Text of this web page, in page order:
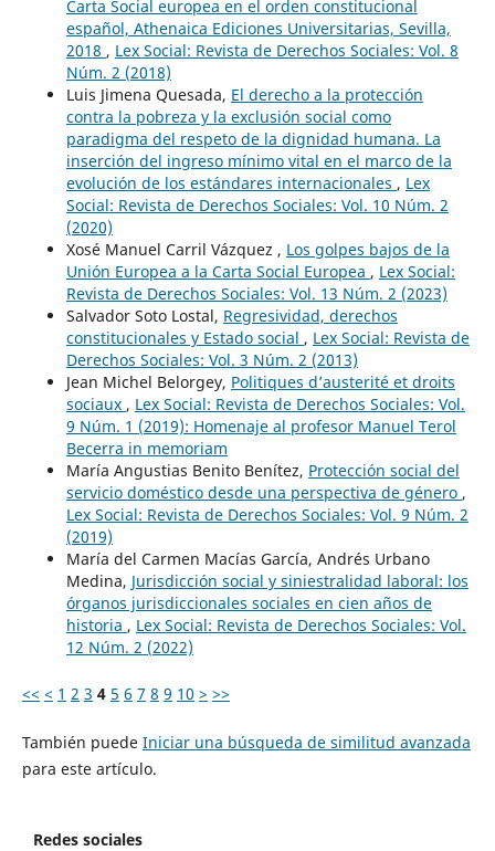
Carta Social europea en el orden constitucional
español, Athenaica Ediciones Universitarias, Sevilla,
2018 , Lex Social: Revista de Derechos Sociales: Vol. 8
Núm. 2 (2018)
Luis Jimena Quesada, El derecho a la protección
contra la pobreza y la exclusión social como
paradigma del respeto de la dignidad humana. La
inserción del ingreso mínimo vital en el marco de la
evolución de los estándares internacionales , Lex
Social: Revista de Derechos Sociales: Vol. 10 Núm. 2
(2020)
Xosé Manuel Carril Vázquez , Los golpes bajos de la
Unión Europea a la Carta Social Europea , Lex Social:
Revista de Derechos Sociales: Vol. 13 Núm. 2 (2023)
Salvador Soto Lostal, Regresividad, derechos
constitucionales y Estado social , Lex Social: Revista de
Derechos Sociales: Vol. 3 Núm. 2 (2013)
Jean Michel Belorgey, Politiques d’austerité et droits
sociaux , Lex Social: Revista de Derechos Sociales: Vol.
9 Núm. 1 (2019): Homenaje al profesor Manuel Terol
Becerra in memoriam
María Angustias Benito Benítez, Protección social del
servicio doméstico desde una perspectiva de género ,
Lex Social: Revista de Derechos Sociales: Vol. 9 Núm. 2
(2019)
María del Carmen Macías García, Andrés Urbano
Medina, Jurisdicción social y siniestralidad laboral: los
órganos jurisdiccionales sociales en cien años de
historia , Lex Social: Revista de Derechos Sociales: Vol.
12 Núm. 2 (2022)
<< < 1 2 3 4 5 6 7 8 9 10 > >>
También puede Iniciar una búsqueda de similitud avanzada
para este artículo.
Redes sociales